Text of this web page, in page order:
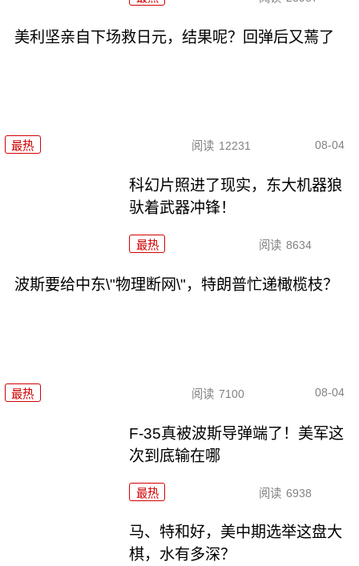
美利坚亲自下场救日元，结果呢？回弹后又蔫了
最热 阅读 12231 08-04
科幻片照进了现实，东大机器狼
驮着武器冲锋！
最热 阅读 8634
波斯要给中东\"物理断网\"，特朗普忙递橄榄枝？
最热 阅读 7100 08-04
F-35真被波斯导弹端了！美军这
次到底输在哪
最热 阅读 6938
马、特和好，美中期选举这盘大
棋，水有多深？